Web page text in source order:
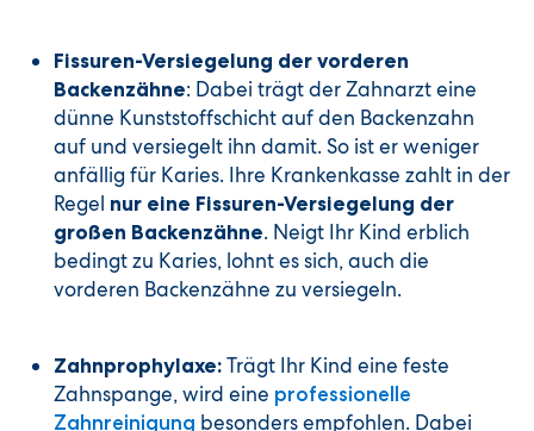
Fissuren-Versiegelung der vorderen
Backenzähne: Dabei trägt der Zahnarzt eine
dünne Kunststoffschicht auf den Backenzahn
auf und versiegelt ihn damit. So ist er weniger
anfällig für Karies. Ihre Krankenkasse zahlt in der
Regel nur eine Fissuren-Versiegelung der
großen Backenzähne. Neigt Ihr Kind erblich
bedingt zu Karies, lohnt es sich, auch die
vorderen Backenzähne zu versiegeln.
Zahnprophylaxe: Trägt Ihr Kind eine feste
Zahnspange, wird eine professionelle
Zahnreinigung besonders empfohlen. Dabei